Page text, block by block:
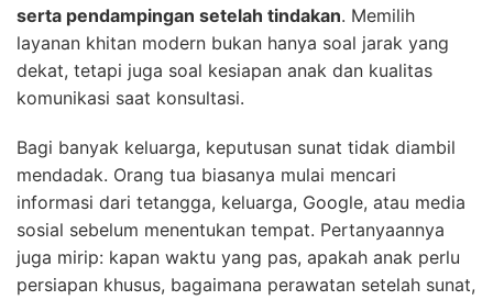
serta pendampingan setelah tindakan. Memilih
layanan khitan modern bukan hanya soal jarak yang
dekat, tetapi juga soal kesiapan anak dan kualitas
komunikasi saat konsultasi.
Bagi banyak keluarga, keputusan sunat tidak diambil
mendadak. Orang tua biasanya mulai mencari
informasi dari tetangga, keluarga, Google, atau media
sosial sebelum menentukan tempat. Pertanyaannya
juga mirip: kapan waktu yang pas, apakah anak perlu
persiapan khusus, bagaimana perawatan setelah sunat,